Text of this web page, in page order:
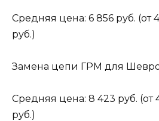
Средняя цена: 6 856 руб. (от
руб.)
Замена цепи ГРМ для
Средняя цена: 8 423 руб. (от
руб.)